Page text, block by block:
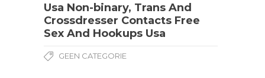
Usa Non-binary, Trans And
Crossdresser Contacts Free
Sex And Hookups Usa
GEEN CATEGORIE